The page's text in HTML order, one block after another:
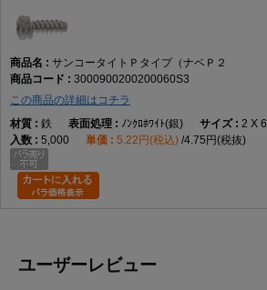
サンコータイトＰタイプ（ナベＰ２
3000900200200060S3
この商品の詳細はコチラ
鉄
ﾉﾝｸﾛﾎﾜｲﾄ(銀) 2 X 6
5,000
5.22円(税込) 4.75円(税抜)
ユーザーレビュー